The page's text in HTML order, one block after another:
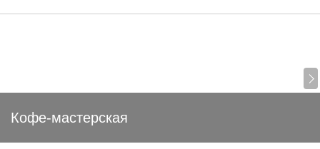
Кофе-мастерская